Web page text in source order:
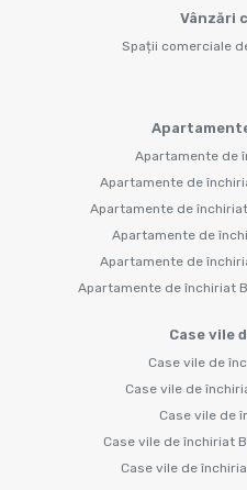
Vânzări
Spații comerciale
Apartamente de
Apartamente de
Apartamente de
Apartamente de
Apartamente de
Apartamente de închiriat
Case vile
Case vile de
Case vile de
Case vile de
Case vile de închiriat
Case vile de